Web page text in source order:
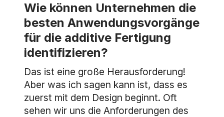
Wie können Unternehmen die
besten Anwendungsvorgänge
für die additive Fertigung
identifizieren?
Das ist eine große Herausforderung!
Aber was ich sagen kann ist, dass es
zuerst mit dem Design beginnt. Oft
sehen wir uns die Anforderungen des